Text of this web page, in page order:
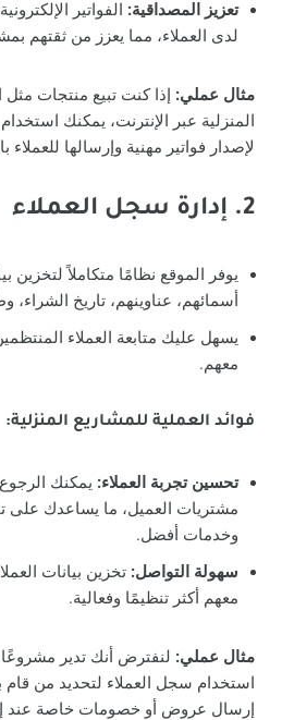
تعزيز المصداقية: الفواتير
لدى العملاء، مما يعزز من ثقتهم
مثال عملي: إذا كنت تبيع منتجات
المنزلية عبر الإنترنت، يمكنك استخدام
لإصدار فواتير مهنية وإرسالها للعملاء
2. إدارة سجل العملاء
يوفر الموقع نظامًا متكاملاً لتخزين
أسمائهم، عناوينهم، تاريخ الشراء،
يسهل عليك متابعة العملاء
معهم.
فوائد العملية للمشاريع المنزلية:
تحسين تجربة العملاء: يمكنك
مشتريات العميل، ما يساعدك
وخدمات أفضل.
سهولة التواصل: تخزين بيانات
معهم أكثر تنظيمًا وفعالية.
مثال عملي: لنفترض أنك تدير
استخدام سجل العملاء لتحديد من قام
إرسال عروض أو خصومات خاصة عند